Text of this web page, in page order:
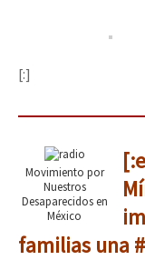
[:]
Movimiento por
Nuestros
Desaparecidos en
México
familias una